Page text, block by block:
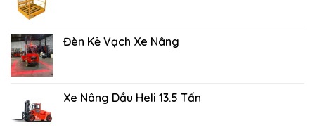
Đèn Kẻ Vạch Xe Nâng
Xe Nâng Dầu Heli 13.5 Tấn